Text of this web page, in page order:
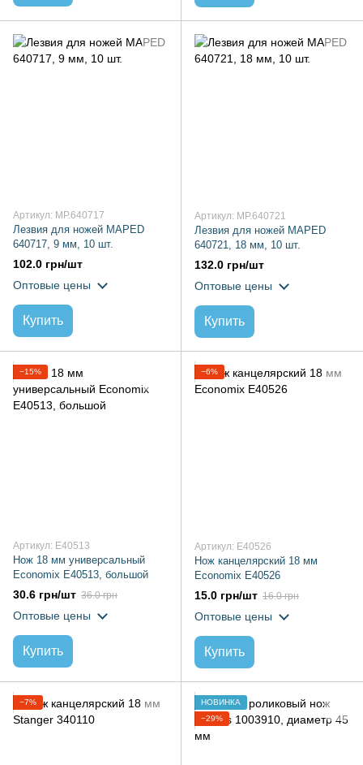
Артикул: MP.640717
Лезвия для ножей MAPED
640717, 9 мм, 10 шт.
102.0 грн/шт
Оптовые цены
Купить
Артикул: MP.640721
Лезвия для ножей MAPED
640721, 18 мм, 10 шт.
132.0 грн/шт
Оптовые цены
Купить
−15%
Артикул: E40513
Нож 18 мм универсальный
Economix E40513, большой
30.6 грн/шт 36.0 грн
Оптовые цены
Купить
−6%
Артикул: E40526
Нож канцелярский 18 мм
Economix E40526
15.0 грн/шт 16.0 грн
Оптовые цены
Купить
−7%
НОВИНКА
−29%